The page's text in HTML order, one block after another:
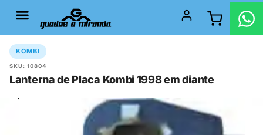
KOMBI
SKU: 10804
Lanterna de Placa Kombi 1998 em diante